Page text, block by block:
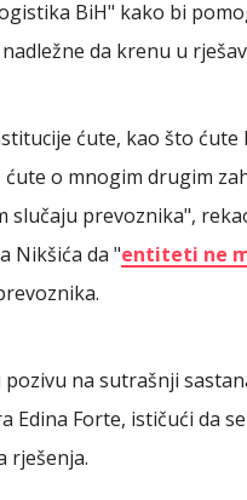
BiH" kako bi
da krenu u
ćute, kao što
o mnogim drugim
prevoznika",
Nikšića da "entiteti ne
pozivu na sutrašnji
Edina Forte, ističući da
rješenja.